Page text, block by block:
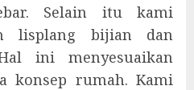
Selain itu kami
lisplang bijian dan
ini menyesuaikan
konsep rumah. Kami